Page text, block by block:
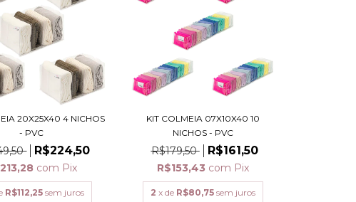
20X25X40 4 NICHOS
- PVC
R$224,50
com Pix
R$112,25 sem juros
KIT COLMEIA 07X10X40 10
NICHOS - PVC
R$179,50 R$161,50
R$153,43 com Pix
2 x de R$80,75 sem juros